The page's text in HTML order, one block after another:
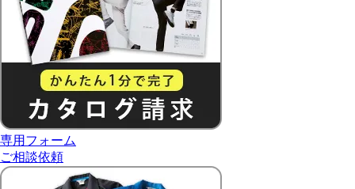
専用フォーム
ご相談依頼